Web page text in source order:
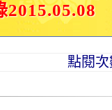
2015.05.08
點閱次